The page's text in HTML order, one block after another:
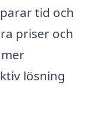
tid och
priser och
lösning